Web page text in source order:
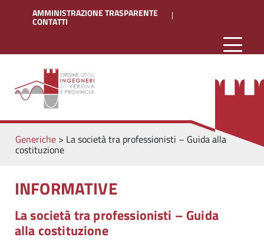
AMMINISTRAZIONE TRASPARENTE
CONTATTI
Generiche> La società tra professionisti – Guida alla
costituzione
INFORMATIVE
La società tra professionisti – Guida
alla costituzione